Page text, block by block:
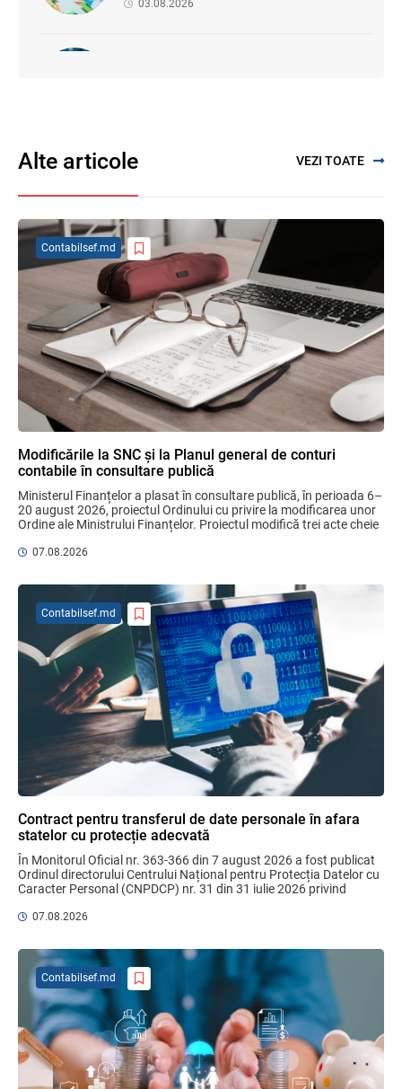
03.08.2026
Se propune modificarea Legii auditului —
SFS a anunțat programul de seminare
pentru luna august 2026
03.08.2026
Garanția financiară pentru refacerea
mediului la exploatarea resurselor
minerale
04.08.2026
Domenii supuse controalelor fiscale
operative în luna august 2026
05.08.2026 Serviciul Fiscal de Stat
integrală a Titlului IV - accize armonizate
cu legislația UE
03.08.2026
Бухгалтерские и Налоговые
Консультации № 07/2026, комментарии
на полях
06.08.2026 Ciobanu Veaceslav
Plafonul operațiunilor valutare de capital
06.08.2026
MIA Plăți Instant: Soluția inovativă pentru
Efectele trecerii la euro ca monedă de
referință
06.08.2026 BNM
Alte articole VEZI TOATE
Modificările la SNC și la Planul general de conturi
contabile în consultare publică
Ministerul Finanțelor a plasat în consultare publică, în perioada 6–
20 august 2026, proiectul Ordinului cu privire la modificarea unor
Ordine ale Ministrului Finanțelor. Proiectul modifică trei acte cheie
07.08.2026
Contabilsef.md
Contract pentru transferul de date personale în afara
statelor cu protecție adecvată
În Monitorul Oficial nr. 363-366 din 7 august 2026 a fost publicat
Ordinul directorului Centrului Național pentru Protecția Datelor cu
Caracter Personal (CNPDCP) nr. 31 din 31 iulie 2026 privind
07.08.2026
Contabilsef.md
Contabilsef.md